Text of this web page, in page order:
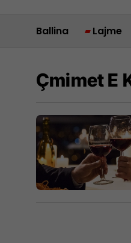
Ballina Lajme
Çmimet E